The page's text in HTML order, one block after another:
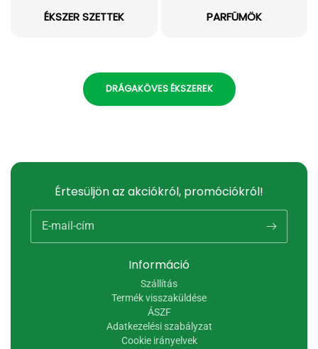
ÉKSZER SZETTEK PARFÜMÖK
DRÁGAKÖVES ÉKSZEREK
Információ
Szállítás
Termék visszaküldése
ÁSZF
Adatkezelési szabályzat
Cookie irányelvek
Értesüljön az akciókról, promóciókról!
E-mail-cím